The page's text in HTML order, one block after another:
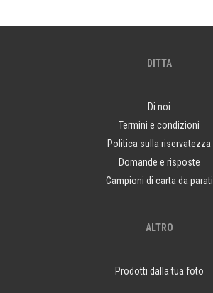
DITTA
Di noi
Termini e condizioni
Politica sulla riservatezza
Domande e risposte
Campioni di carta da parati
ALTRO
Prodotti dalla tua foto